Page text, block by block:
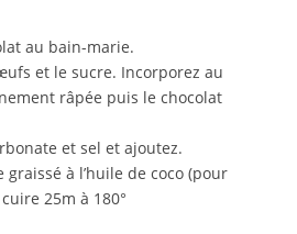
au bain-marie.
et le sucre. Incorporez au
râpée puis le chocolat
et sel et ajoutez.
graissé à l’huile de coco (pour
25m à 180°